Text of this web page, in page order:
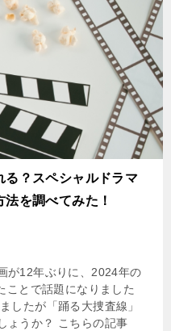
る？スペシャルドラマ
を調べてみた！
が12年ぶりに、2024年の
ことで話題になりました
したが「踊る大捜査線」
ょうか？ こちらの記事